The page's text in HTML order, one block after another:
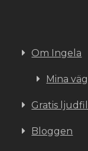
Om Ingela
Mina
Gratis ljudfil
Bloggen